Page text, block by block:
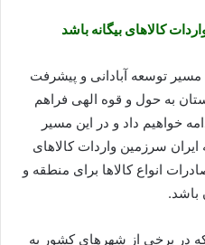
کالاهای بیگانه باشد
توسعه آبادانی و پیشرفت
به حول و قوه الهی فراهم
خواهیم داد و در این مسیر
سرزمین واردات کالاهای
انواع کالاها برای منطقه و
باشد.
در برخی از شهرهای کشور به